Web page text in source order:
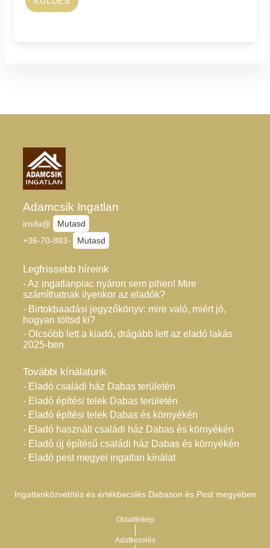
Adamcsik Ingatlan
iroda@
Mutasd
+36-70-883-
Mutasd
Legfrissebb híreink
- Az ingatlanpiac nyáron sem pihen! Mire
számíthatnak ilyenkor az eladók?
- Birtokbaadási jegyzőkönyv: mire való, miért jó,
hogyan töltsd ki?
- Olcsóbb lett a kiadó, drágább lett az eladó lakás
2025-ben
További kínálatunk
- Eladó családi ház Dabas területén
- Eladó építési telek Dabas területén
- Eladó építési telek Dabas és környékén
- Eladó használt családi ház Dabas és környékén
- Eladó új építésű családi ház Dabas és környékén
- Eladó pest megyei ingatlan kínálat
Ingatlanközvetítés és értékbecslés Dabason és Pest megyében
Oldaltérkép
Adatkezelés